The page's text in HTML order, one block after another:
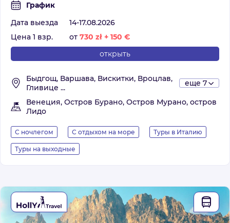
График
Дата выезда
14-17.08.2026
Цена 1 взр.
от 730 zł + 150 €
открыть
Быдгощ, Варшава, Вискитки, Вроцлав,
Гливице ...
еще 7
Венеция, Остров Бурано, Остров Мурано, остров
Лидо
С ночлегом С отдыхом на море Туры в Италию
Туры на выходные